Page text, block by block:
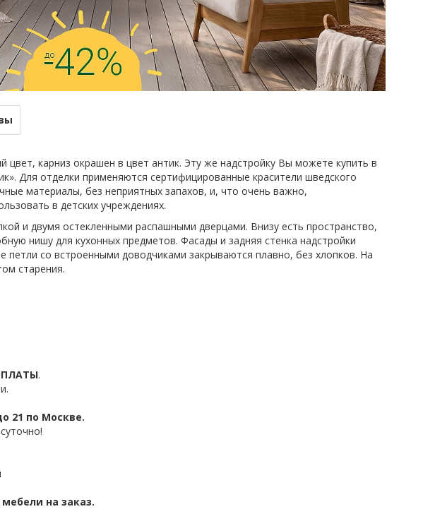
карниз окрашен в цвет антик. Эту же надстройку Вы можете купить в
Для отделки применяются сертифицированные красители шведского
материалы, без неприятных запахов, и, что очень важно,
в детских учреждениях.
и двумя остекленными распашными дверцами. Внизу есть пространство,
нишу для кухонных предметов. Фасады и задняя стенка надстройки
со встроенными доводчиками закрываются плавно, без хлопков. На
старения.
.
21 по Москве.
на заказ.